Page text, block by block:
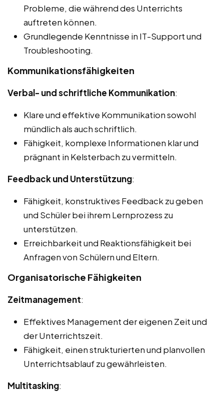
Probleme, die während des Unterrichts
auftreten können.
Grundlegende Kenntnisse in IT-Support und
Troubleshooting.
Kommunikationsfähigkeiten
Verbal- und schriftliche Kommunikation:
Klare und effektive Kommunikation sowohl
mündlich als auch schriftlich.
Fähigkeit, komplexe Informationen klar und
prägnant in Kelsterbach zu vermitteln.
Feedback und Unterstützung:
Fähigkeit, konstruktives Feedback zu geben
und Schüler bei ihrem Lernprozess zu
unterstützen.
Erreichbarkeit und Reaktionsfähigkeit bei
Anfragen von Schülern und Eltern.
Organisatorische Fähigkeiten
Zeitmanagement:
Effektives Management der eigenen Zeit und
der Unterrichtszeit.
Fähigkeit, einen strukturierten und planvollen
Unterrichtsablauf zu gewährleisten.
Multitasking: